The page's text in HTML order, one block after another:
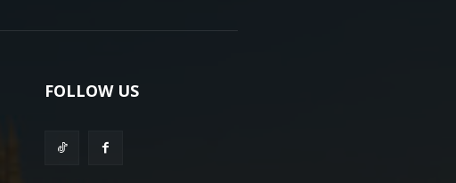
FOLLOW US